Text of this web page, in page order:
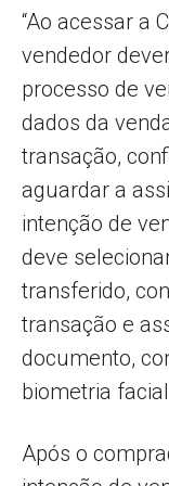
“Ao acessar a
vendedor
processo de
dados da
transação,
aguardar a
intenção de
deve
transferido,
transação e
documento,
biometria
Após o